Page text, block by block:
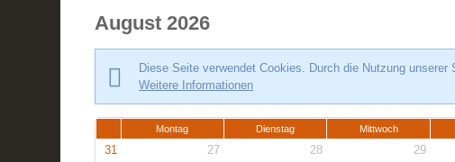
August 2026
Diese Seite verwendet Cookies. Durch die Nutzung
Weitere Informationen
Montag Dienstag Mittwoch
31 27 28 29